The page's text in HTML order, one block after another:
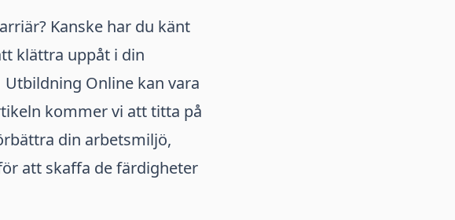
Kanske har du känt
klättra uppåt i din
Utbildning Online kan vara
kommer vi att titta på
din arbetsmiljö,
att skaffa de färdigheter